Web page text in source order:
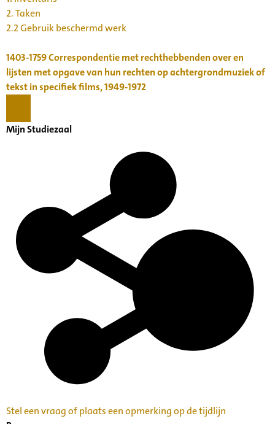
2. Taken
2.2 Gebruik beschermd werk
1403-1759Correspondentie met rechthebbenden over en
lijsten met opgave van hun rechten op achtergrondmuziek of
tekst in specifiek films, 1949-1972
Mijn Studiezaal
Stel een vraag of plaats een opmerking op de tijdlijn